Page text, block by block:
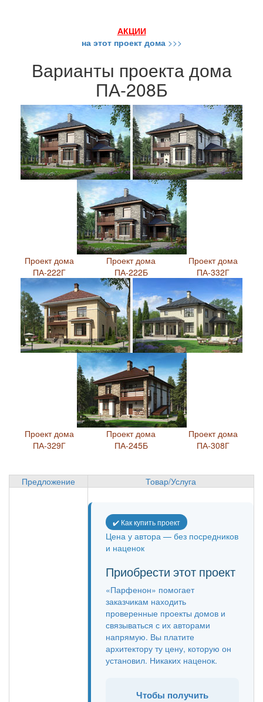
АКЦИИ
на этот проект дома>>>
Варианты проекта дома
ПА-208Б
Проект дома
ПА-222Г
Проект дома
ПА-222Б
Проект дома
ПА-332Г
Проект дома
ПА-329Г
Проект дома
ПА-245Б
Проект дома
ПА-308Г
Предложение Товар/Услуга
✔️ Как купить проект
Цена у автора — без посредников
и наценок
Приобрести этот проект
«Парфенон» помогает
заказчикам находить
проверенные проекты домов и
связываться с их авторами
напрямую. Вы платите
архитектору ту цену, которую он
установил. Никаких наценок.
Чтобы получить